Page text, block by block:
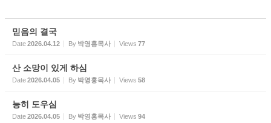
믿음의 결국
Date2026.04.12 By 박영홍목사 Views 77
산 소망이 있게 하심
Date2026.04.05 By 박영홍목사 Views 58
능히 도우심
Date2026.04.05 By 박영홍목사 Views 94
찬양
행복+|Community
선교|Mission
table